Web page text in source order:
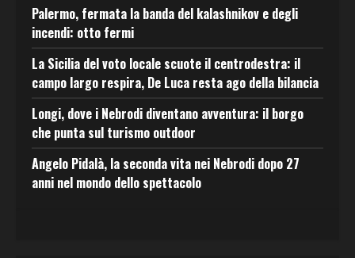
Palermo, fermata la banda del kalashnikov e degli
incendi: otto fermi
La Sicilia del voto locale scuote il centrodestra: il
campo largo respira, De Luca resta ago della bilancia
Longi, dove i Nebrodi diventano avventura: il borgo
che punta sul turismo outdoor
Angelo Pidalà, la seconda vita nei Nebrodi dopo 27
anni nel mondo dello spettacolo